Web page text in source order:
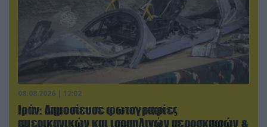
08.08.2026 | 12:02
Ιράν: Δημοσίευσε φωτογραφίες
αμερικανικών και ισραηλινών αεροσκαφών &